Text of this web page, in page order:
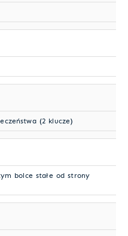
(2 klucze)
bolce stałe od strony